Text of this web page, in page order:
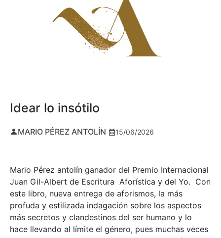
Idear lo insótilo
MARIO PÉREZ ANTOLÍN 15/06/2026
Mario Pérez antolín ganador del Premio Internacional
Juan Gil-Albert de Escritura Aforística y del Yo. Con
este libro, nueva entrega de aforismos, la más
profuda y estilizada indagación sobre los aspectos
más secretos y clandestinos del ser humano y lo
hace llevando al límite el género, pues muchas veces